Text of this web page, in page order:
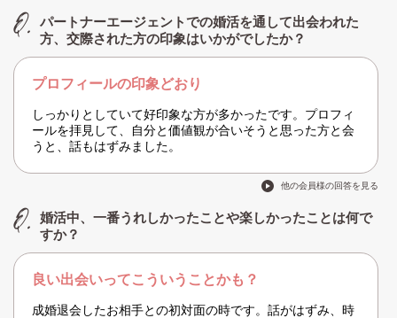
パートナーエージェントでの婚活を通して出会われた
方、交際された方の印象はいかがでしたか？
プロフィールの印象どおり
しっかりとしていて好印象な方が多かったです。プロフィ
ールを拝見して、自分と価値観が合いそうと思った方と会
うと、話もはずみました。
他の会員様の回答を見る
婚活中、一番うれしかったことや楽しかったことは何で
すか？
良い出会いってこういうことかも？
成婚退会したお相手との初対面の時です。話がはずみ、時